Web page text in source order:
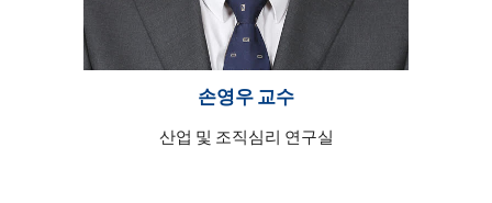
손영우 교수
산업 및 조직심리 연구실